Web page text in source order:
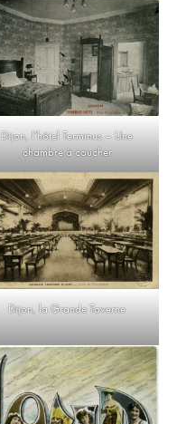
Dijon, l’hôtel Terminus – Une
chambre à coucher
Dijon, la Grande Taverne